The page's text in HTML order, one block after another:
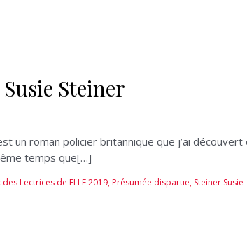
Steiner
un roman policier britannique que j’ai
temps que[…]
Lectrices de ELLE 2019,Présumée disparue, Steiner Susie